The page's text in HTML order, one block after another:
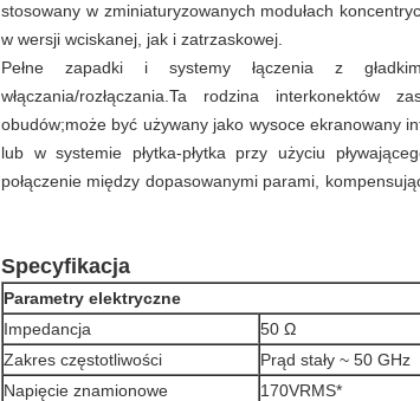
stosowany w zminiaturyzowanych modułach
w wersji wciskanej, jak i zatrzaskowej.
Pełne zapadki i systemy łączenia z
włączania/rozłączania.Ta rodzina interkonektów
obudów;może być używany jako wysoce ekranowany
lub w systemie płytka-płytka przy użyciu
połączenie między dopasowanymi parami,
Specyfikacja
Parametry elektryczne
Impedancja
50 Ω
Zakres częstotliwości
Prąd stały ~ 50 GHz
Napięcie znamionowe
170VRMS*